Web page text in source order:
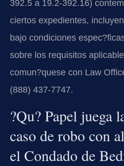
392.5 a 19.2-392.16)
ciertos expedientes,
bajo condiciones
sobre los requisitos
comun?quese con Law
(888) 437-7747.
?Qu? Papel juega
caso de robo con
el Condado de